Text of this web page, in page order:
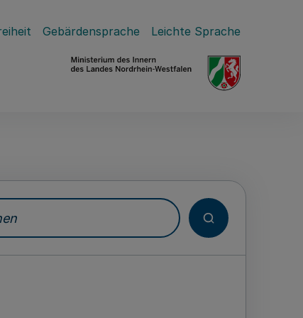
Gebärdensprache Leichte Sprache